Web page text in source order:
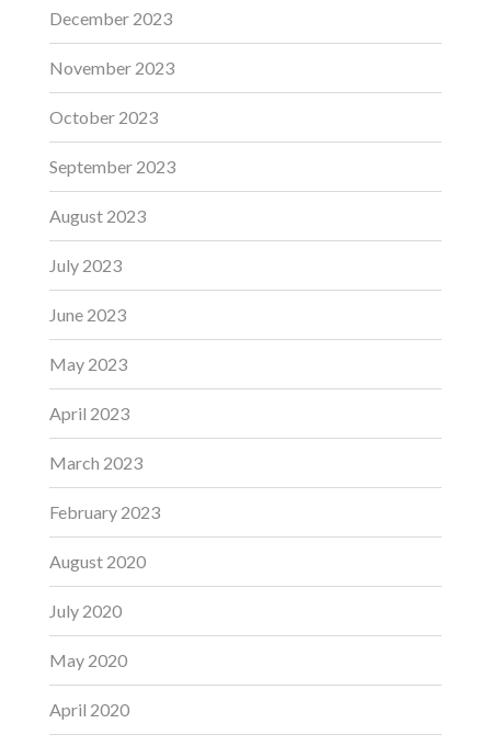
December 2023
November 2023
October 2023
September 2023
August 2023
July 2023
June 2023
May 2023
April 2023
March 2023
February 2023
August 2020
July 2020
May 2020
April 2020